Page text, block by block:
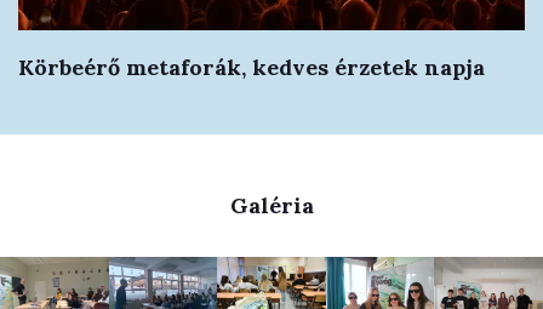
Körbeérő metaforák, kedves érzetek napja
Galéria